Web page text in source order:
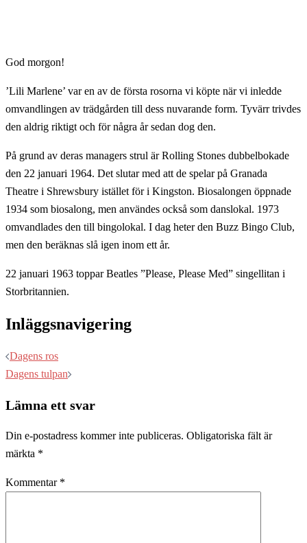
God morgon!
’Lili Marlene’ var en av de första rosorna vi köpte när vi inledde
omvandlingen av trädgården till dess nuvarande form. Tyvärr trivdes
den aldrig riktigt och för några år sedan dog den.
På grund av deras managers strul är Rolling Stones dubbelbokade
den 22 januari 1964. Det slutar med att de spelar på Granada
Theatre i Shrewsbury istället för i Kingston. Biosalongen öppnade
1934 som biosalong, men användes också som danslokal. 1973
omvandlades den till bingolokal. I dag heter den Buzz Bingo Club,
men den beräknas slå igen inom ett år.
22 januari 1963 toppar Beatles ”Please, Please Med” singellitan i
Storbritannien.
Inläggsnavigering
Dagens ros
Dagens tulpan
Lämna ett svar
Din e-postadress kommer inte publiceras. Obligatoriska fält är
märkta *
Kommentar *